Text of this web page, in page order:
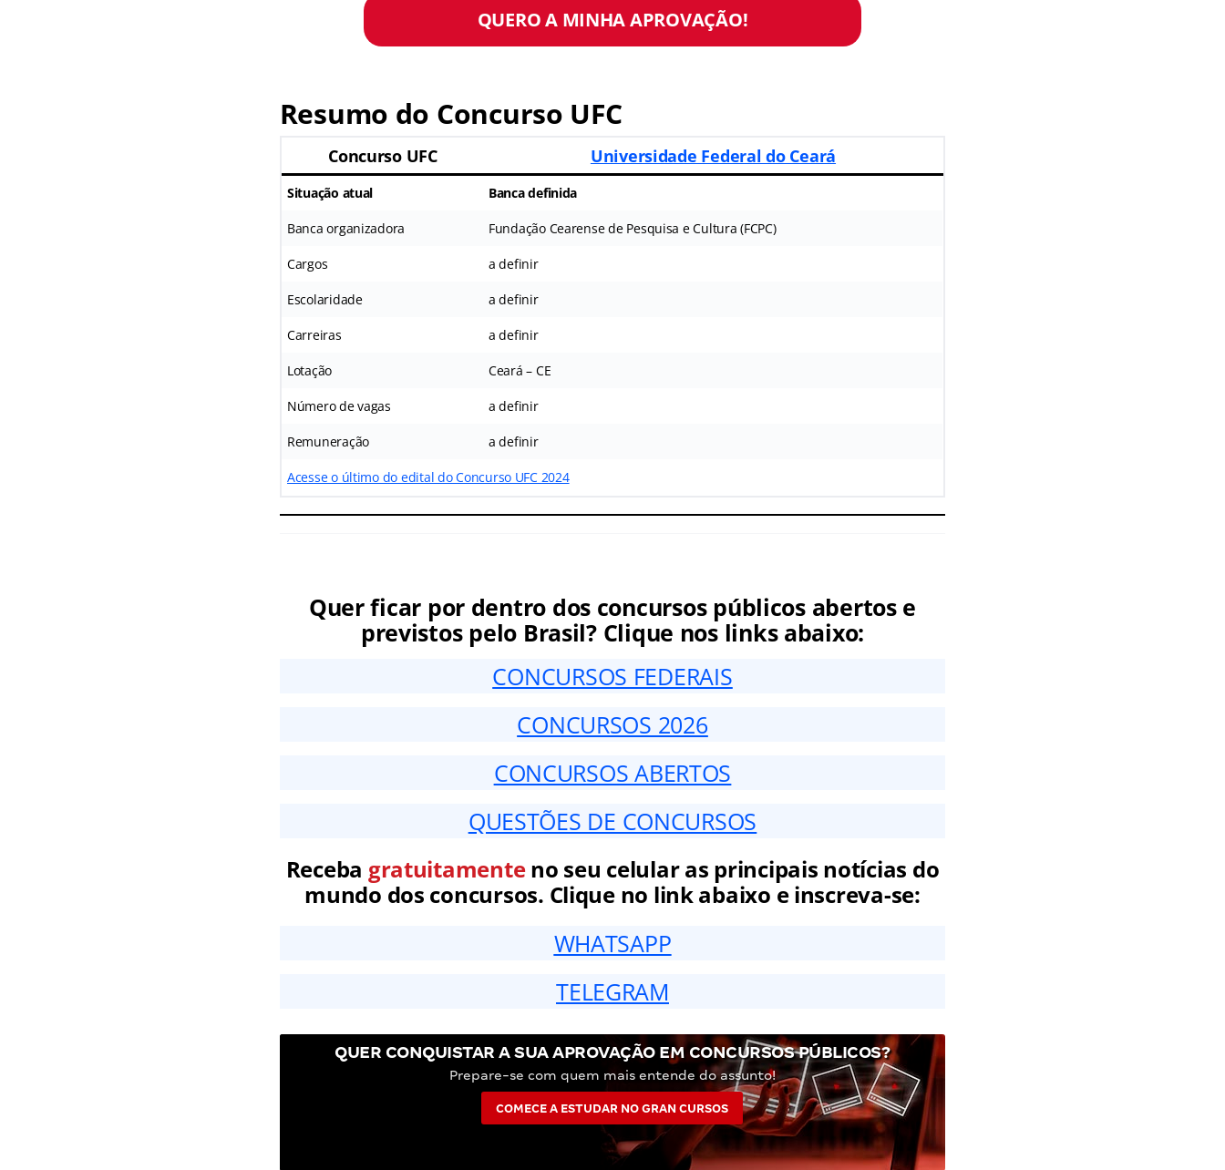
QUERO A MINHA APROVAÇÃO!
Resumo do Concurso UFC
Concurso UFC Universidade Federal do Ceará
Situação atual Banca definida
Banca organizadora Fundação Cearense de Pesquisa e Cultura (FCPC)
Cargos a definir
Escolaridade a definir
Carreiras a definir
Lotação Ceará – CE
Número de vagas a definir
Remuneração a definir
Acesse o último do edital do Concurso UFC 2024
Quer ficar por dentro dos concursos públicos abertos e
previstos pelo Brasil? Clique nos links abaixo:
CONCURSOS FEDERAIS
CONCURSOS 2026
CONCURSOS ABERTOS
QUESTÕES DE CONCURSOS
Receba gratuitamenteno seu celular as principais notícias do
mundo dos concursos. Clique no link abaixo e inscreva-se:
WHATSAPP
TELEGRAM
QUER CONQUISTAR A SUA APROVAÇÃO EM CONCURSOS PÚBLICOS?
Prepare-se com quem mais entende do assunto!
COMECE A ESTUDAR NO GRAN CURSOS